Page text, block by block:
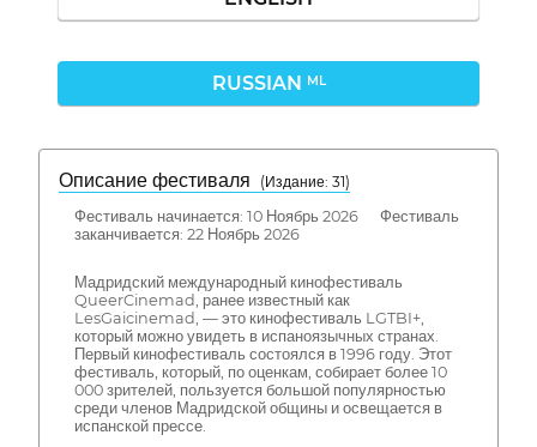
RUSSIAN ML
Описание фестиваля
( Издание: 31)
Фестиваль начинается: 10 Ноябрь 2026 Фестиваль
заканчивается: 22 Ноябрь 2026
Мадридский международный кинофестиваль
QueerCinemad, ранее известный как
LesGaicinemad, — это кинофестиваль LGTBI+,
который можно увидеть в испаноязычных странах.
Первый кинофестиваль состоялся в 1996 году. Этот
фестиваль, который, по оценкам, собирает более 10
000 зрителей, пользуется большой популярностью
среди членов Мадридской общины и освещается в
испанской прессе.